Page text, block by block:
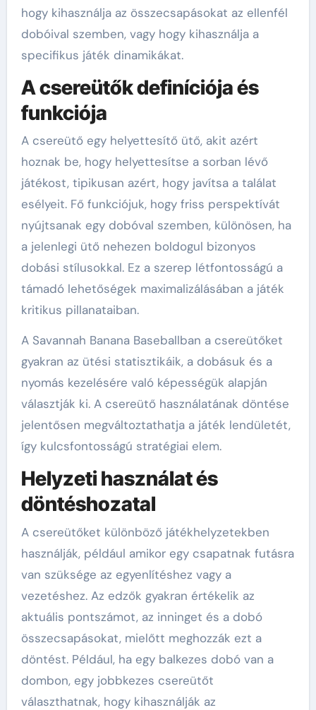
hogy kihasználja az összecsapásokat az ellenfél
dobóival szemben, vagy hogy kihasználja a
specifikus játék dinamikákat.
A csereütők definíciója és
funkciója
A csereütő egy helyettesítő ütő, akit azért
hoznak be, hogy helyettesítse a sorban lévő
játékost, tipikusan azért, hogy javítsa a találat
esélyeit. Fő funkciójuk, hogy friss perspektívát
nyújtsanak egy dobóval szemben, különösen, ha
a jelenlegi ütő nehezen boldogul bizonyos
dobási stílusokkal. Ez a szerep létfontosságú a
támadó lehetőségek maximalizálásában a játék
kritikus pillanataiban.
A Savannah Banana Baseballban a csereütőket
gyakran az ütési statisztikáik, a dobásuk és a
nyomás kezelésére való képességük alapján
választják ki. A csereütő használatának döntése
jelentősen megváltoztathatja a játék lendületét,
így kulcsfontosságú stratégiai elem.
Helyzeti használat és
döntéshozatal
A csereütőket különböző játékhelyzetekben
használják, például amikor egy csapatnak futásra
van szüksége az egyenlítéshez vagy a
vezetéshez. Az edzők gyakran értékelik az
aktuális pontszámot, az inninget és a dobó
összecsapásokat, mielőtt meghozzák ezt a
döntést. Például, ha egy balkezes dobó van a
dombon, egy jobbkezes csereütőt
választhatnak, hogy kihasználják az